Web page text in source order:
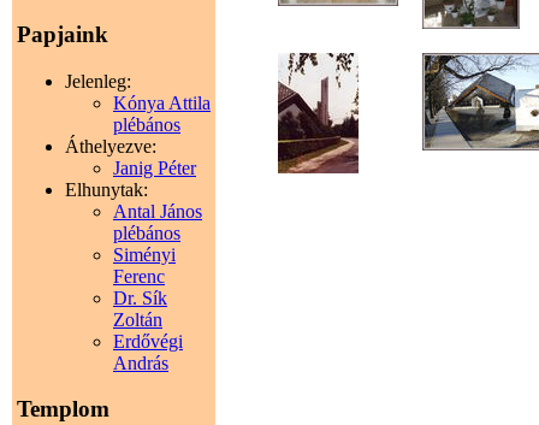
Papjaink
Jelenleg:
Kónya Attila
plébános
Áthelyezve:
Janig Péter
Elhunytak:
Antal János
plébános
Siményi
Ferenc
Dr. Sík
Zoltán
Erdővégi
András
Templom